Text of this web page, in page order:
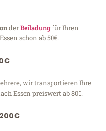
derBeiladungfür Ihren
schon ab 50€.
wir transportieren Ihre
Essen preiswert ab 80€.